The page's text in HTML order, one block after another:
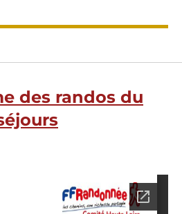
des randos du